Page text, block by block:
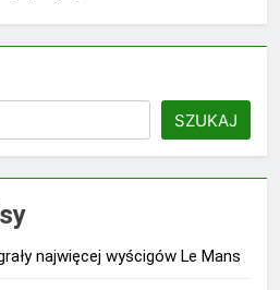
SZUKAJ
najwięcej wyścigów Le Mans